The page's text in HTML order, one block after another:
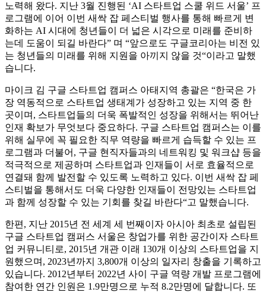
노력해 왔다. 지난 3월 진행된 ‘AI 스타트업 스쿨 위드 서울’ 프
로그램에 이어 이번 새싹 잡 페스티벌 행사를 통해 빠르게 변
화하는 AI 시대에 청년들이 더 넓은 시각으로 미래를 준비하
는데 도움이 되길 바란다” 며 “앞으로도 구글코리아는 비전 있
는 청년들의 미래를 위해 지원을 아끼지 않을 것“이라고 말했
습니다.
마이크 김 구글 스타트업 캠퍼스 아태지역 총괄은 “한국은 가
장 역동적으로 스타트업 생태계가 성장하고 있는 지역 중 한
곳이며, 스타트업들의 더욱 폭발적인 성장을 위해서는 뛰어난
인재 확보가 무엇보다 중요하다. 구글 스타트업 캠퍼스는 이를
위해 실무에 꼭 필요한 직무 역량을 빠르게 습득할 수 있는 프
로그램과 더불어, 구글 현직자들과의 네트워킹 및 워크샵 등을
적극적으로 제공하며 스타트업과 인재들이 서로 효율적으로
연결돼 함께 발전할 수 있도록 노력하고 있다. 이번 새싹 잡 페
스티벌을 통해서도 더욱 다양한 인재들이 전망있는 스타트업
과 함께 성장할 수 있는 기회를 찾길 바란다“고 말했습니다.
한편, 지난 2015년 전 세계 세 번째이자 아시아 최초로 설립된
구글 스타트업 캠퍼스 서울은 창업가를 위한 공간이자 스타트
업 커뮤니티로, 2015년 개관 이래 130개 이상의 스타트업을 지
원했으며, 2023년까지 3,800개 이상의 일자리 창출을 기록하고
있습니다. 2012년부터 2022년 사이 구글 역량 개발 프로그램에
참여한 연간 인원은 1.9만명으로 누적 8.2만명에 달합니다. 또